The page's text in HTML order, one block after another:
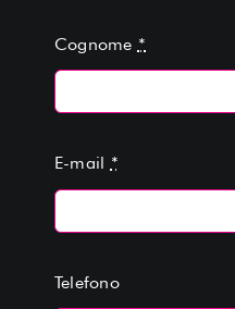
Cognome *
E-mail *
Telefono